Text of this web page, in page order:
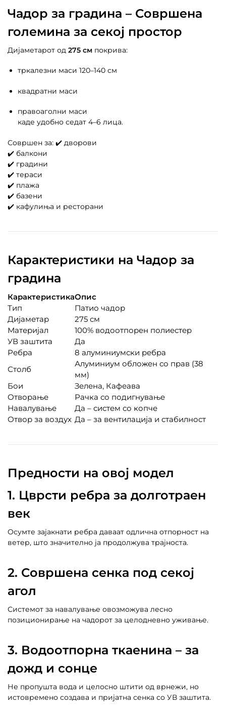
Чадор за градина – Совршена
големина за секој простор
Дијаметарот од 275 см покрива:
тркалезни маси 120–140 см
квадратни маси
правоаголни маси
каде удобно седат 4–6 лица.
Совршен за: ✔️ дворови
✔️ балкони
✔️ градини
✔️ тераси
✔️ плажа
✔️ базени
✔️ кафулиња и ресторани
Карактеристики на Чадор за
градина
КарактеристикаОпис
Тип
Патио чадор
Дијаметар
275 см
Материјал
100% водоотпорен полиестер
УВ заштита
Да
Ребра
8 алуминиумски ребра
Столб
Алуминиум обложен со прав (38
мм)
Бои
Зелена, Кафеава
Отворање
Рачка со подигнување
Навалување
Да – систем со копче
Отвор за воздух Да – за вентилација и стабилност
Предности на овој модел
1. Цврсти ребра за долготраен
век
Осумте зајакнати ребра даваат одлична отпорност на
ветер, што значително ја продолжува трајноста.
2. Совршена сенка под секој
агол
Системот за навалување овозможува лесно
позиционирање на чадорот за целодневно уживање.
3. Водоотпорна ткаенина – за
дожд и сонце
Не пропушта вода и целосно штити од врнежи, но
истовремено создава и пријатна сенка со УВ заштита.